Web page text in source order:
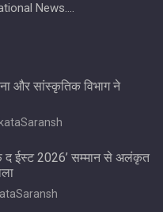
News….
और सांस्कृतिक विभाग ने
द ईस्ट 2026’ सम्मान से अलंकृत